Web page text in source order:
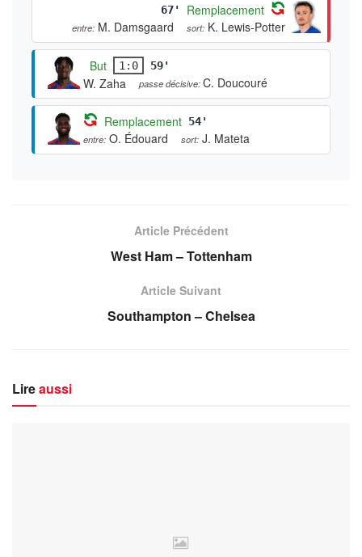
67' Remplacement
entre: M. Damsgaard sort: K. Lewis-Potter
But 1:0 59'
W. Zaha passe décisive:C. Doucouré
Remplacement 54'
entre: O. Édouard sort: J. Mateta
Article Précédent
West Ham – Tottenham
Article Suivant
Southampton – Chelsea
Lireaussi